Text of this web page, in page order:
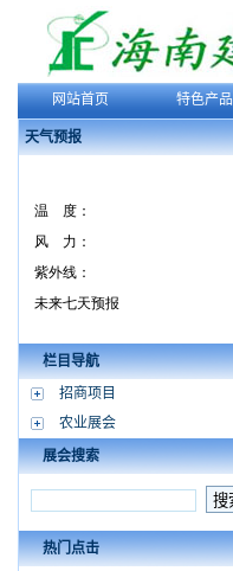
网站首页 特色产品
天气预报
栏目导航
招商项目
农业展会
展会搜索
热门点击